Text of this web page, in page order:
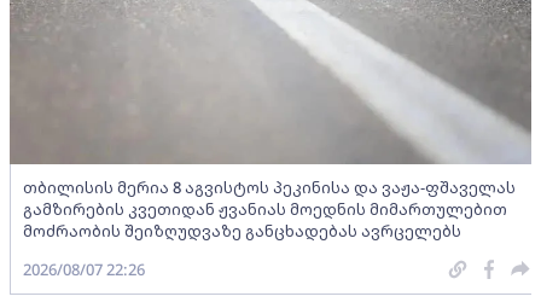
თბილისის მერია 8 აგვისტოს პეკინისა და ვაჟა-ფშაველას
გამზირების კვეთიდან ჟვანიას მოედნის მიმართულებით
მოძრაობის შეიზღუდვაზე განცხადებას ავრცელებს
2026/08/07 22:26